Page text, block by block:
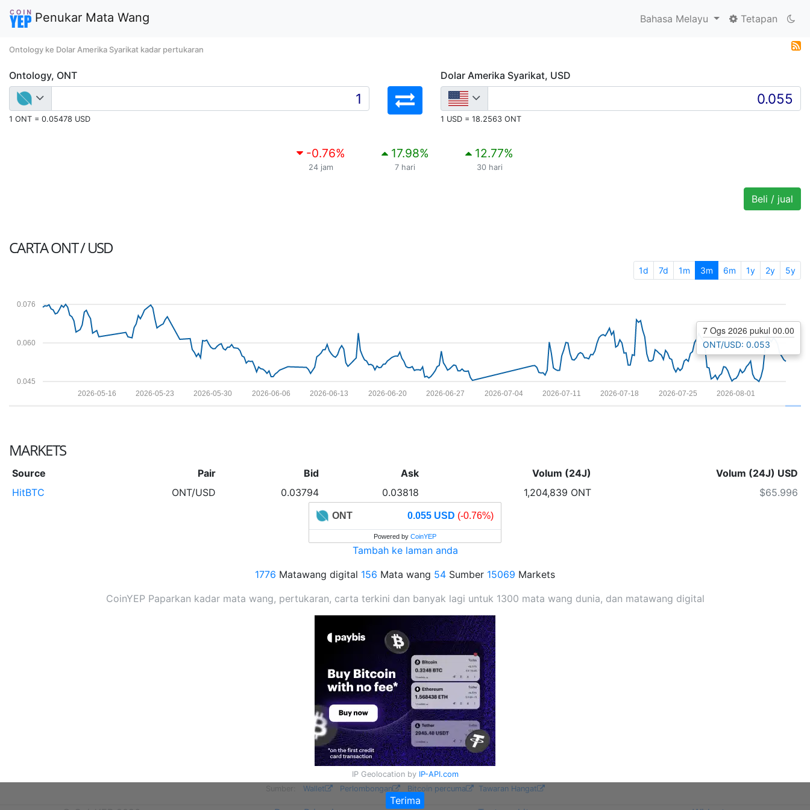
Penukar Mata Wang Bahasa Melayu Tetapan
Ontology ke Dolar Amerika Syarikat kadar pertukaran
Ontology, ONT
1 ONT = 0.05478 USD
Dolar Amerika Syarikat, USD
1 USD = 18.2563 ONT
-0.76%
24 jam
17.98%
7 hari
12.77%
30 hari
Beli / jual
CARTAONT / USD
1d 7d 1m 3m 6m 1y 2y 5y
0.045
0.060
0.076
2026-08-01
2026-07-25
2026-07-18
2026-07-11
2026-07-04
2026-06-27
2026-06-20
2026-06-13
2026-06-06
2026-05-30
2026-05-23
2026-05-16
7 Ogs 2026 pukul 00.00
ONT/USD: 0.053
MARKETS
Source Pair Bid Ask Volum (24J)
Volum (24J) USD
HitBTC
ONT/USD 0.03794 0.03818 1,204,839 ONT $65.996
ONT 0.055 USD (-0.76%)
Powered by CoinYEP
Tambah ke laman anda
1776 Matawang digital 156 Mata wang 54 Sumber 15069 Markets
CoinYEP Paparkan kadar mata wang, pertukaran, carta terkini dan banyak lagi untuk 1300 mata wang dunia, dan matawang digital
IP Geolocation by IP-API.com
Wallet Perlombongan Bitcoin percuma Tawaran Hangat
Terima